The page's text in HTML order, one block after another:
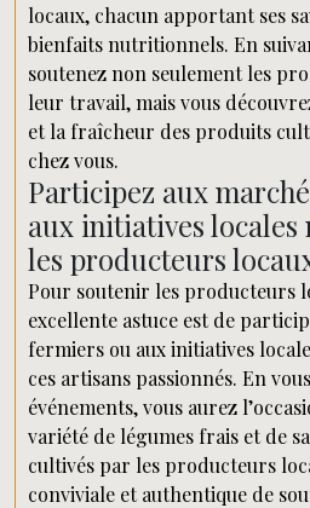
locaux, chacun apportant ses
bienfaits nutritionnels. En
soutenez non seulement les
leur travail, mais vous
et la fraîcheur des produits
chez vous.
Participez aux
aux initiatives locales
les producteurs
Pour soutenir les producteurs
excellente astuce est de
fermiers ou aux initiatives
ces artisans passionnés. En
événements, vous aurez
variété de légumes frais et de
cultivés par les producteurs
conviviale et authentique de